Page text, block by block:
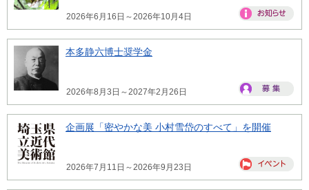
2026年6月16日～2026年10月4日
本多静六博士奨学金
2026年8月3日～2027年2月26日
企画展「密やかな美 小村雪岱のすべて」を開催
2026年7月11日～2026年9月23日